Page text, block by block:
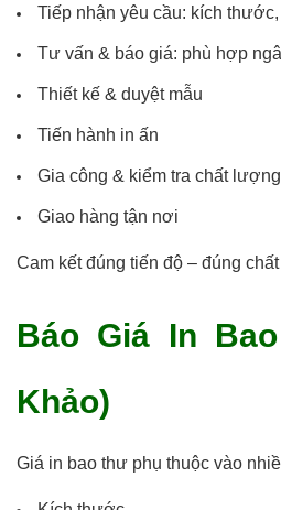
Tiếp nhận yêu cầu: kích
Tư vấn & báo giá: phù hợp
Thiết kế & duyệt mẫu
Tiến hành in ấn
Gia công & kiểm tra chất lượng
Giao hàng tận nơi
Cam kết đúng tiến độ – đúng
Báo Giá In
Khảo)
Giá in bao thư phụ thuộc vào